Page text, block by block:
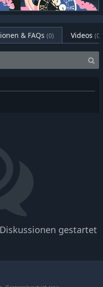
& FAQs (0) Videos (0)
gestartet